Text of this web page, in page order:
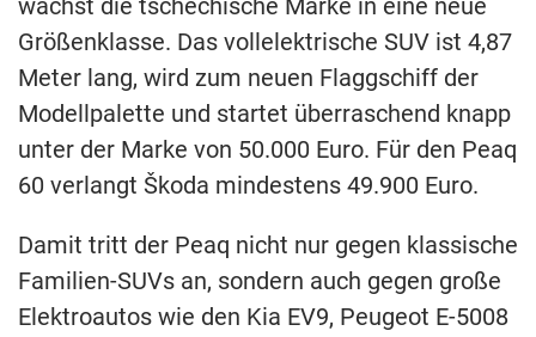
wächst die tschechische Marke in eine neue
Größenklasse. Das vollelektrische SUV ist 4,87
Meter lang, wird zum neuen Flaggschiff der
Modellpalette und startet überraschend knapp
unter der Marke von 50.000 Euro. Für den Peaq
60 verlangt Škoda mindestens 49.900 Euro.
Damit tritt der Peaq nicht nur gegen klassische
Familien-SUVs an, sondern auch gegen große
Elektroautos wie den Kia EV9, Peugeot E-5008